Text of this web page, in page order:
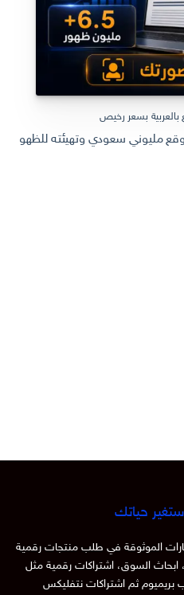
بالعربية بسعر رخيص
مليوني سعودي وتهيئته للظهور
حياتك
الموثوقة في طلب منتجات رقمية
السوق، اشتراكات رقمية مثل
بريميوم ثم اشتراكات نتفليكس